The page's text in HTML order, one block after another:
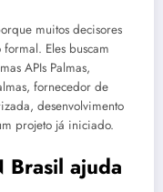
muitos decisores
Eles buscam
APIs Palmas,
fornecedor de
desenvolvimento
projeto já iniciado.
Brasil ajuda